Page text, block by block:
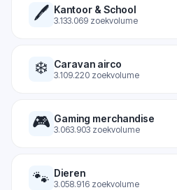
🖊️ Kantoor & School
3.133.069 zoekvolume
❄️ Caravan airco
3.109.220 zoekvolume
🎮 Gaming merchandise
3.063.903 zoekvolume
🐾 Dieren
3.058.916 zoekvolume